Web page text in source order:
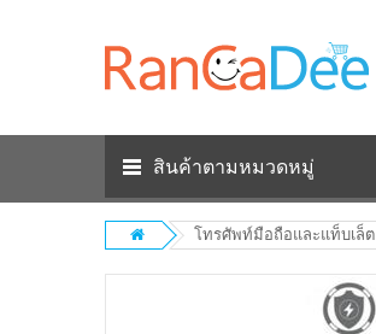
สินค้าตามหมวดหมู่
โทรศัพท์มือถือและแท็บเล็ต